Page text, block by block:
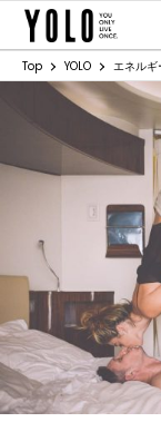
Top YOLO エネルギ